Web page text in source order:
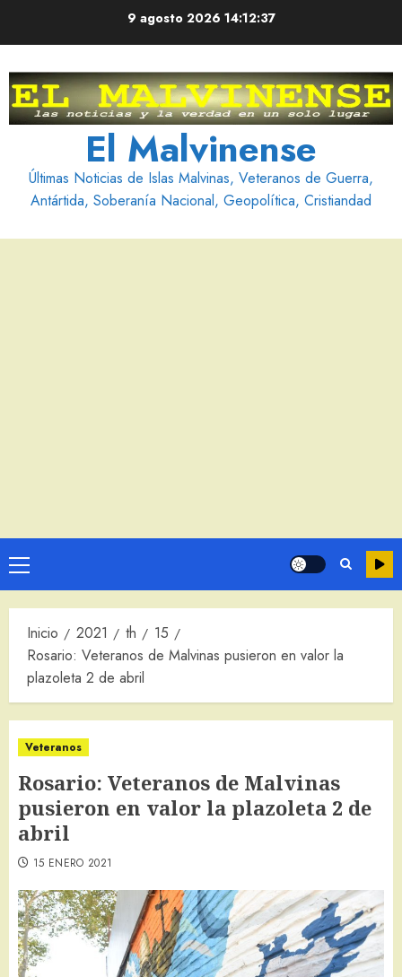
9 agosto 2026 14:12:38
El Malvinense
Últimas Noticias de Islas Malvinas, Veteranos de Guerra,
Antártida, Soberanía Nacional, Geopolítica, Cristiandad
Menú
principal
Inicio 2021 th
15
Rosario: Veteranos de Malvinas pusieron en valor la
plazoleta 2 de abril
Veteranos
Rosario: Veteranos de Malvinas
pusieron en valor la plazoleta 2 de
abril
15 ENERO 2021